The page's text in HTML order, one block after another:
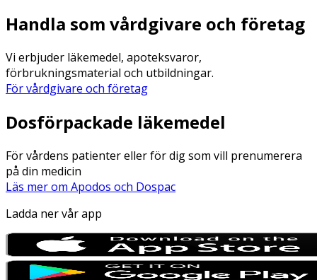
Handla som vårdgivare och företag
Vi erbjuder läkemedel, apoteksvaror,
förbrukningsmaterial och utbildningar.
För vårdgivare och företag
Dosförpackade läkemedel
För vårdens patienter eller för dig som vill prenumerera
på din medicin
Läs mer om Apodos och Dospac
Ladda ner vår app